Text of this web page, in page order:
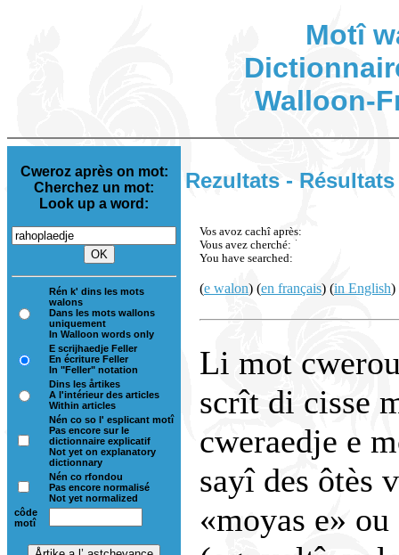
Motî
Walloon-
Cweroz après on mot:
Cherchez un mot:
Look up a word:
Rén k' dins les mots
walons
Dans les mots wallons
uniquement
In Walloon words only
E scrijhaedje Feller
En écriture Feller
In "Feller" notation
Dins les årtikes
A l'intérieur des articles
Within articles
Nén co so l' esplicant motî
Pas encore sur le
dictionnaire explicatif
Not yet on explanatory
dictionnary
Nén co rfondou
Pas encore normalisé
Not yet normalized
côde
motî
Rezultats -
Vos avoz cachî après:
Vous avez cherché:
You have searched:
(e walon) (en français) (in English)
Li mot
scrît di cisse
cweraedje e
sayî des ôtès
«moyas e»